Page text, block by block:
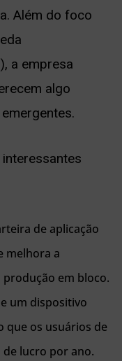
Além do foco
a empresa
algo
de aplicação
melhora a
produção em bloco.
um dispositivo
que os usuários de
de lucro por ano.